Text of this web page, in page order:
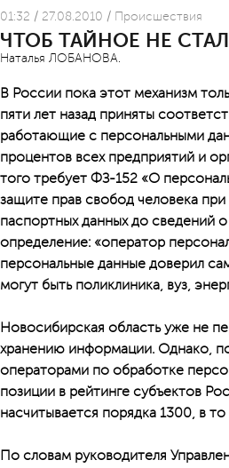
01:32 / 27.08.2010 / Проиcшествия
ЧТОБ ТАЙНОЕ НЕ
Наталья ЛОБАНОВА.
В России пока этот механизм
пяти лет назад приняты
работающие с персональными
процентов всех предприятий и
того требует ФЗ-152 «О
защите прав свобод человека
паспортных данных до сведений
определение: «оператор
персональные данные доверил
могут быть поликлиника, вуз,
Новосибирская область уже не
хранению информации. Однако,
операторами по обработке
позиции в рейтинге субъектов
насчитывается порядка 1300, в
По словам руководителя